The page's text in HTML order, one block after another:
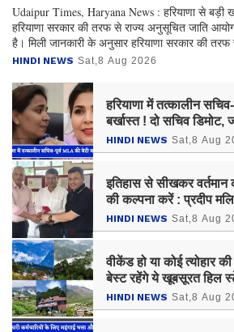
Udaipur Times, Haryana News : हरियाणा से बड़ी
हरियाणा सरकार की तरफ से राज्य अनुसूचित जाति
है। मिली जानकारी के अनुसार हरियाणा सरकार की तरफ
HINDI NEWS Sat,8 Aug 2026
हरियाणा में तत्कालीन
बर्खास्त ! दो सचिव डिमोट,
HINDI NEWS Sat,8 Aug
इतिहास से सीखकर
की कल्पना करें : प्रदीप
HINDI NEWS Sat,8 Aug
वीकेंड हो या कोई त्योहार
बेस्ट रहेंगे ये खूबसूरत हिल
HINDI NEWS Sat,8 Aug